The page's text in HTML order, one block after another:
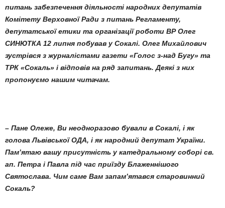
питань забезпечення діяльності народних депутатів
Комітету Верховної Ради з питань Регламенту,
депутатської етики та організації роботи ВР Олег
СИНЮТКА 12 липня побував у Сокалі. Олег Михайлович
зустрівся з журналіс­тами газети «Голос з-над Бугу» та
ТРК «Сокаль» і відповів на ряд запитань. Деякі з них
пропонуємо нашим читачам.
– Пане Олеже, Ви неодноразово бували в Сокалі, і як
голова Львівської ОДА, і як народний депутат України.
Пам’я­таю вашу присутність у катедрально­му соборі св.
ап. Петра і Павла під час приїзду Блаженнішого
Святослава. Чим саме Вам запам’ятався старовинний
Сокаль?